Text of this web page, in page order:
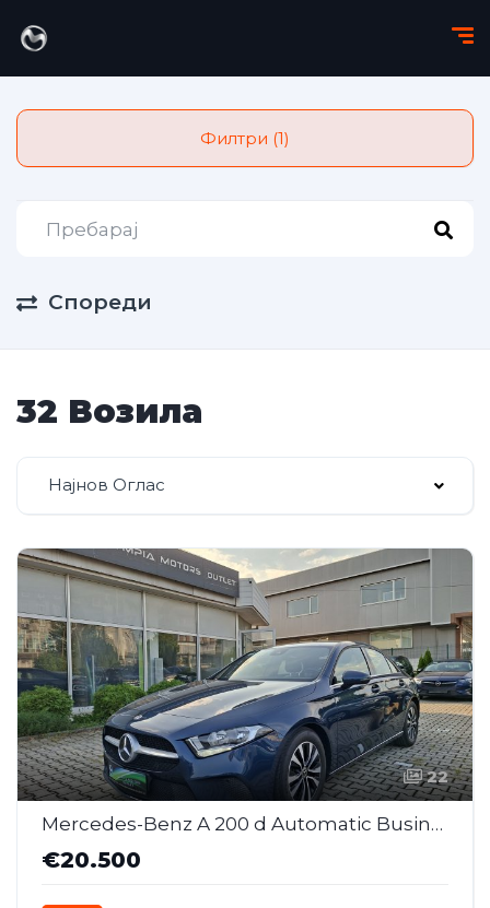
Филтри (1)
Спореди
32 Возила
Најнов Оглас
22
Mercedes-Benz A 200 d Automatic Business ( SAJ044 )
€20.500